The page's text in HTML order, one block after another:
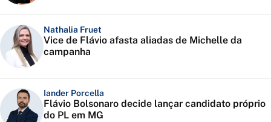
Nathalia Fruet
Vice de Flávio afasta aliadas de Michelle da
campanha
Iander Porcella
Flávio Bolsonaro decide lançar candidato próprio
do PL em MG